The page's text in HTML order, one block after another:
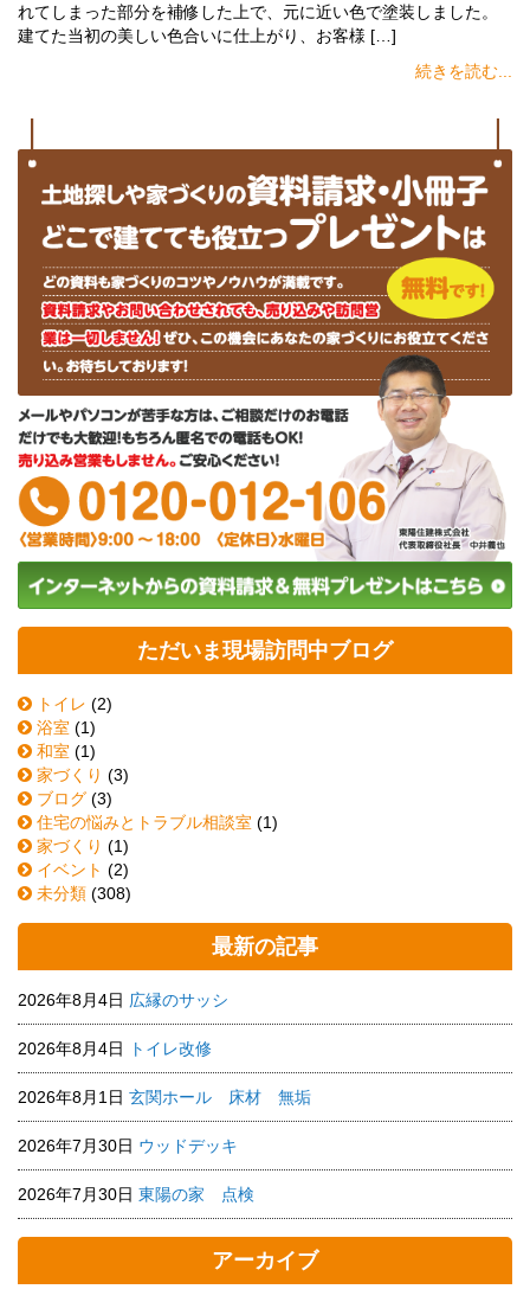
れてしまった部分を補修した上で、元に近い色で塗装しました。
建てた当初の美しい色合いに仕上がり、お客様 […]
続きを読む...
ただいま現場訪問中ブログ
トイレ (2)
浴室 (1)
和室 (1)
家づくり (3)
ブログ (3)
住宅の悩みとトラブル相談室 (1)
家づくり (1)
イベント (2)
未分類 (308)
最新の記事
2026年8月4日 広縁のサッシ
2026年8月4日 トイレ改修
2026年8月1日 玄関ホール 床材 無垢
2026年7月30日 ウッドデッキ
2026年7月30日 東陽の家 点検
アーカイブ